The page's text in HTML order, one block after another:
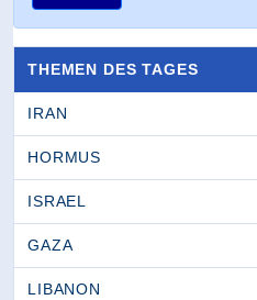
THEMEN DES TAGES
IRAN
HORMUS
ISRAEL
GAZA
LIBANON